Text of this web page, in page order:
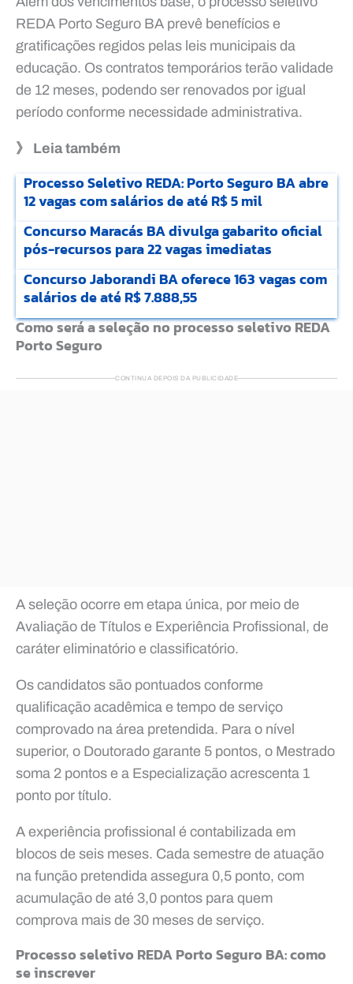
REDA Porto Seguro BA prevê benefícios e
gratificações regidos pelas leis municipais da
educação. Os contratos temporários terão validade
de 12 meses, podendo ser renovados por igual
período conforme necessidade administrativa.
》 Leia também
Processo Seletivo REDA: Porto Seguro BA abre
12 vagas com salários de até R$ 5 mil
Concurso Maracás BA divulga gabarito oficial
pós-recursos para 22 vagas imediatas
Concurso Jaborandi BA oferece 163 vagas com
salários de até R$ 7.888,55
Como será a seleção no processo seletivo REDA
Porto Seguro
CONTINUA DEPOIS DA PUBLICIDADE
A seleção ocorre em etapa única, por meio de
Avaliação de Títulos e Experiência Profissional, de
caráter eliminatório e classificatório.
Os candidatos são pontuados conforme
qualificação acadêmica e tempo de serviço
comprovado na área pretendida. Para o nível
superior, o Doutorado garante 5 pontos, o Mestrado
soma 2 pontos e a Especialização acrescenta 1
ponto por título.
A experiência profissional é contabilizada em
blocos de seis meses. Cada semestre de atuação
na função pretendida assegura 0,5 ponto, com
acumulação de até 3,0 pontos para quem
comprova mais de 30 meses de serviço.
Processo seletivo REDA Porto Seguro BA: como
se inscrever